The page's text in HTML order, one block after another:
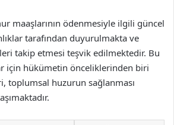
maaşlarının ödenmesiyle ilgili güncel
tarafından duyurulmakta ve
takip etmesi teşvik edilmektedir. Bu
için hükümetin önceliklerinden biri
toplumsal huzurun sağlanması